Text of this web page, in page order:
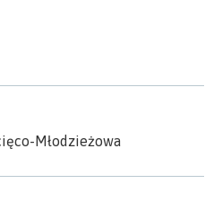
Młodzieżowa